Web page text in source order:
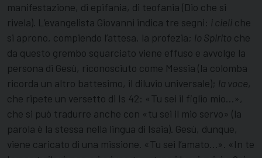
manifestazione, di epifania, di teofania (Dio che si
rivela). L’evangelista Giovanni indica tre segni: i cieli che
si aprono, compiendo l’attesa, la profezia; lo Spirito che
da questo grembo squarciato viene effuso e avvolge la
persona di Gesù, riconosciuto come Messia (la colomba
ricorda un altro battesimo, il diluvio universale); la voce,
che ripete un versetto di Is 42: «Tu sei il figlio mio…»,
che si può tradurre anche con «tu sei il mio servo» (la
parola è la stessa nella lingua di Isaia). Gesù, dunque,
viene caricato di una missione. «Tu sei l’amato…». «In te